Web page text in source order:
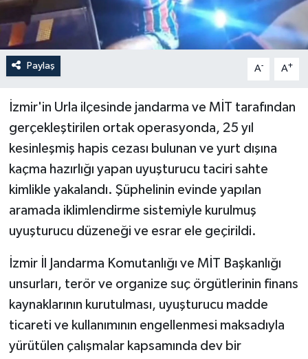
Paylaş A- A+
İzmir'in Urla ilçesinde jandarma ve MİT tarafından
gerçekleştirilen ortak operasyonda, 25 yıl
kesinleşmiş hapis cezası bulunan ve yurt dışına
kaçma hazırlığı yapan uyuşturucu taciri sahte
kimlikle yakalandı. Şüphelinin evinde yapılan
aramada iklimlendirme sistemiyle kurulmuş
uyuşturucu düzeneği ve esrar ele geçirildi.
İzmir İl Jandarma Komutanlığı ve MİT Başkanlığı
unsurları, terör ve organize suç örgütlerinin finans
kaynaklarının kurutulması, uyuşturucu madde
ticareti ve kullanımının engellenmesi maksadıyla
yürütülen çalışmalar kapsamında dev bir